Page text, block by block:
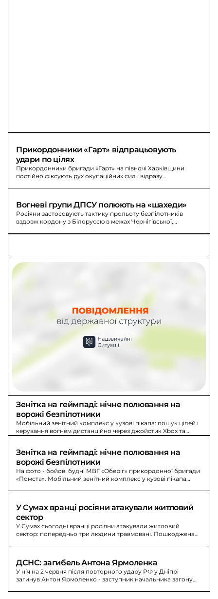
Прикордонники «Гарт» відпрацьовують
удари по цілях
Прикордонники бригади «Гарт» на півночі Харківщини
постійно фіксують рух окупаційних сил і відразу
Вогневі групи ДПСУ полюють на «шахеди»
Росіяни застосовують тактику прольоту безпілотників
вздовж кордону з Білоруссю в межах Чернігівської,
ранок 2.06.36) збили майже 120 ударних БПЛА.
Зенітка на геймпаді: нічне полювання на
ворожі безпілотники
Мобільний зенітний комплекс у кузові пікапа: пошук цілей і
керування вогнем дистанційно через джойстик Xbox та
Зенітка на геймпаді: нічне полювання на
ворожі безпілотники
На фото - бойові будні МВГ «Оберіг» прикордонної бригади
«Помста». Мобільний зенітний комплекс у кузові пікапа
У Сумах вранці росіяни атакували житловий
сектор
У Сумах сьогодні вранці росіяни атакували житловий
сектор: попередньо три людини травмовані. Пошкоджена
ДСНС: загибель Антона Ярмоленка
У ніч на 2 червня після повторного удару РФ у Дніпрі
загинув Антон Ярмоленко - заступник начальника загону